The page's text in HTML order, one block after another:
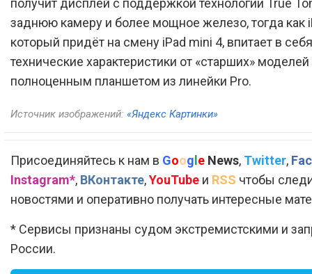
получит дисплей с поддержкой технологии True
заднюю камеру и более мощное железо, тогда как
который придёт на смену iPad mini 4, впитает в себя
технические характеристики от «старших» моделей
полноценным планшетом из линейки Pro.
Источник изображений: «Яндекс Картинки»
Присоединяйтесь к нам в Goog e News, Twitter,
Instagram*, ВКонтакте,YouTube и RSS чтобы
новостями и оперативно получать интересные
* Сервисы признаны судом экстремистскими и
России.